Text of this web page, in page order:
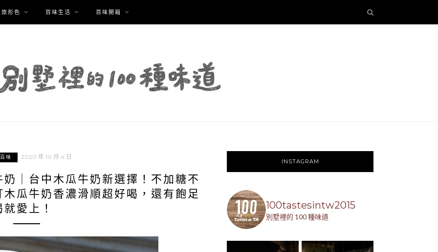
形色 百味生活 百味開箱
味 2020 年 10 月 4 日
｜台中木瓜牛奶新選擇！不加糖不
瓜牛奶香濃滑順超好喝，還有飽足
愛上！
INSTAGRAM
100tastesintw2015
別墅裡的 100 種味道